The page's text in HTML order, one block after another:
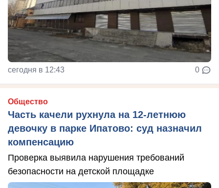
сегодня в 12:43 0
Общество
Часть качели рухнула на 12-летнюю
девочку в парке Ипатово: суд назначил
компенсацию
Проверка выявила нарушения требований
безопасности на детской площадке